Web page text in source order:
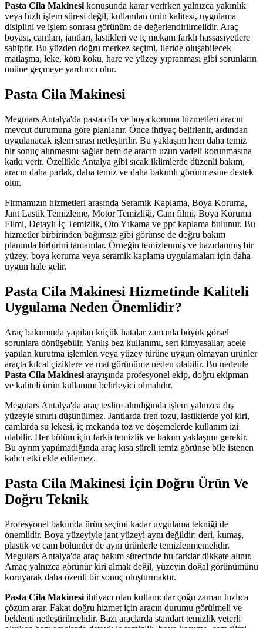
Pasta Cila Makinesi konusunda karar verirken yalnızca yakınlık
veya hızlı işlem süresi değil, kullanılan ürün kalitesi, uygulama
disiplini ve işlem sonrası görünüm de değerlendirilmelidir. Araç
boyası, camları, jantları, lastikleri ve iç mekanı farklı hassasiyetlere
sahiptir. Bu yüzden doğru merkez seçimi, ileride oluşabilecek
matlaşma, leke, kötü koku, hare ve yüzey yıpranması gibi sorunların
önüne geçmeye yardımcı olur.
Pasta Cila Makinesi
Meguiars Antalya'da pasta cila ve boya koruma hizmetleri aracın
mevcut durumuna göre planlanır. Önce ihtiyaç belirlenir, ardından
uygulanacak işlem sırası netleştirilir. Bu yaklaşım hem daha temiz
bir sonuç alınmasını sağlar hem de aracın uzun vadeli korunmasına
katkı verir. Özellikle Antalya gibi sıcak iklimlerde düzenli bakım,
aracın daha parlak, daha temiz ve daha bakımlı görünmesine destek
olur.
Firmamızın hizmetleri arasında Seramik Kaplama, Boya Koruma,
Jant Lastik Temizleme, Motor Temizliği, Cam filmi, Boya Koruma
Filmi, Detaylı İç Temizlik, Oto Yıkama ve ppf kaplama bulunur. Bu
hizmetler birbirinden bağımsız gibi görünse de doğru bakım
planında birbirini tamamlar. Örneğin temizlenmiş ve hazırlanmış bir
yüzey, boya koruma veya seramik kaplama uygulamaları için daha
uygun hale gelir.
Pasta Cila Makinesi Hizmetinde Kaliteli
Uygulama Neden Önemlidir?
Araç bakımında yapılan küçük hatalar zamanla büyük görsel
sorunlara dönüşebilir. Yanlış bez kullanımı, sert kimyasallar, acele
yapılan kurutma işlemleri veya yüzey türüne uygun olmayan ürünler
araçta kılcal çiziklere ve mat görünüme neden olabilir. Bu nedenle
Pasta Cila Makinesi arayışında profesyonel ekip, doğru ekipman
ve kaliteli ürün kullanımı belirleyici olmalıdır.
Meguiars Antalya'da araç teslim alındığında işlem yalnızca dış
yüzeyle sınırlı düşünülmez. Jantlarda fren tozu, lastiklerde yol kiri,
camlarda su lekesi, iç mekanda toz ve döşemelerde kullanım izi
olabilir. Her bölüm için farklı temizlik ve bakım yaklaşımı gerekir.
Bu ayrım yapılmadığında araç kısa süreli temiz görünse bile istenen
kalıcı etki elde edilemez.
Pasta Cila Makinesi İçin Doğru Ürün Ve
Doğru Teknik
Profesyonel bakımda ürün seçimi kadar uygulama tekniği de
önemlidir. Boya yüzeyiyle jant yüzeyi aynı değildir; deri, kumaş,
plastik ve cam bölümler de aynı ürünlerle temizlenmemelidir.
Meguiars Antalya'da araç bakım sürecinde bu farklar dikkate alınır.
Amaç yalnızca görünür kiri almak değil, yüzeyin doğal görünümünü
koruyarak daha özenli bir sonuç oluşturmaktır.
Pasta Cila Makinesi ihtiyacı olan kullanıcılar çoğu zaman hızlıca
çözüm arar. Fakat doğru hizmet için aracın durumu görülmeli ve
beklenti netleştirilmelidir. Bazı araçlarda standart temizlik yeterli